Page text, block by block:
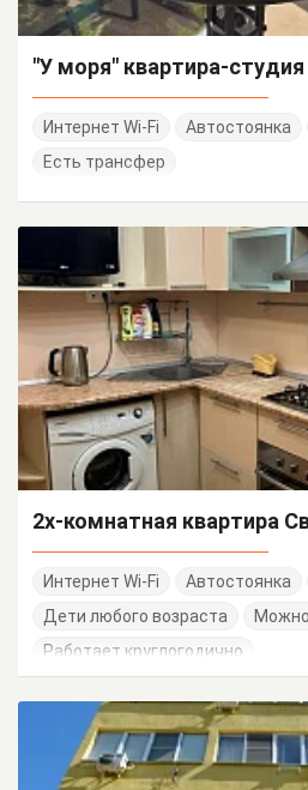
"У моря" квартира-студия
Интернет Wi-Fi Автостоянка
Есть трансфер
2х-комнатная квартира
Интернет Wi-Fi Автостоянка
Дети любого возраста
Работает круглогодично